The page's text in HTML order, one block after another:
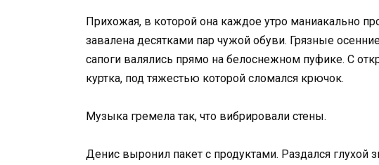
Прихожая, в которой она каждое утро маниакально
завалена десятками пар чужой обуви. Грязные
сапоги валялись прямо на белоснежном пуфике. С
куртка, под тяжестью которой сломался крючок.
Музыка гремела так, что вибрировали стены.
Денис выронил пакет с продуктами. Раздался